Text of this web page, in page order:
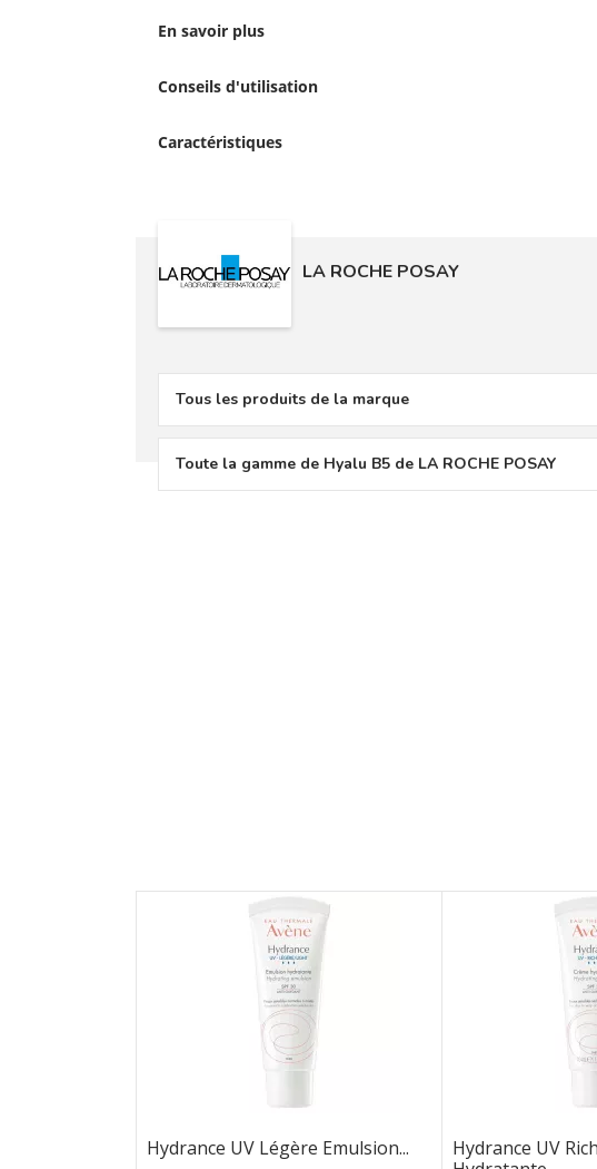
En savoir plus
Conseils d'utilisation
Caractéristiques
LA ROCHE POSAY
Tous les produits de la marque
Toute la gamme de Hyalu B5 de LA ROCHE POSAY
Hydrance UV Légère Emulsion...
Hydrance UV